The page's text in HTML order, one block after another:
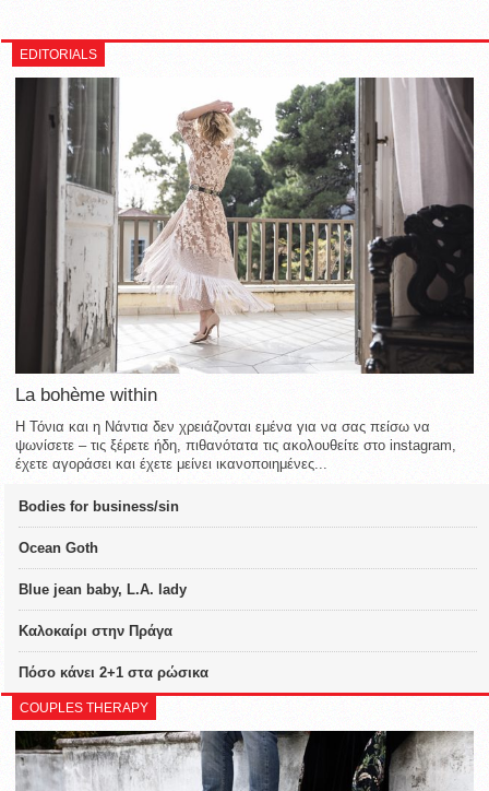
EDITORIALS
La bohème within
Η Τόνια και η Νάντια δεν χρειάζονται εμένα για να σας πείσω να
ψωνίσετε – τις ξέρετε ήδη, πιθανότατα τις ακολουθείτε στο instagram,
έχετε αγοράσει και έχετε μείνει ικανοποιημένες...
Bodies for business/sin
Ocean Goth
Blue jean baby, L.A. lady
Καλοκαίρι στην Πράγα
Πόσο κάνει 2+1 στα ρώσικα
COUPLES THERAPY